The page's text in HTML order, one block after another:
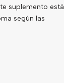
suplemento está
según las